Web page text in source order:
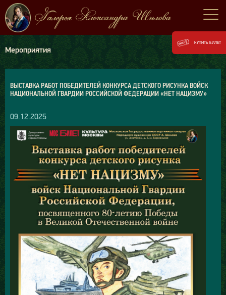
Мероприятия
ВЫСТАВКА РАБОТ ПОБЕДИТЕЛЕЙ КОНКУРСА ДЕТСКОГО РИСУНКА ВОЙСК
НАЦИОНАЛЬНОЙ ГВАРДИИ РОССИЙСКОЙ ФЕДЕРАЦИИ «НЕТ НАЦИЗМУ»
09.12.2025
КУПИТЬ БИЛЕТ